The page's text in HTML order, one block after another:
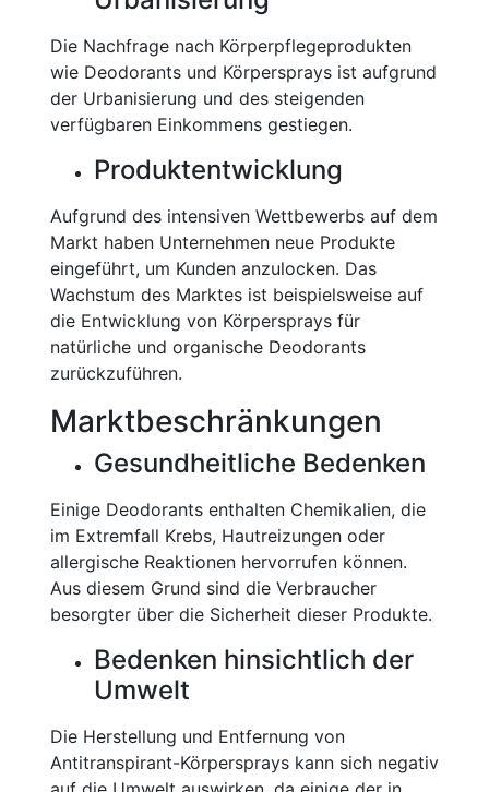
Die Nachfrage nach Körperpflegeprodukten
wie Deodorants und Körpersprays ist aufgrund
der Urbanisierung und des steigenden
verfügbaren Einkommens gestiegen.
Produktentwicklung
Aufgrund des intensiven Wettbewerbs auf dem
Markt haben Unternehmen neue Produkte
eingeführt, um Kunden anzulocken. Das
Wachstum des Marktes ist beispielsweise auf
die Entwicklung von Körpersprays für
natürliche und organische Deodorants
zurückzuführen.
Marktbeschränkungen
Gesundheitliche Bedenken
Einige Deodorants enthalten Chemikalien, die
im Extremfall Krebs, Hautreizungen oder
allergische Reaktionen hervorrufen können.
Aus diesem Grund sind die Verbraucher
besorgter über die Sicherheit dieser Produkte.
Bedenken hinsichtlich der
Umwelt
Die Herstellung und Entfernung von
Antitranspirant-Körpersprays kann sich negativ